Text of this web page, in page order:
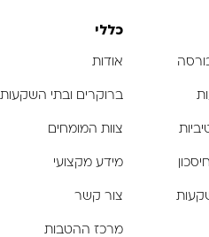
כללי
אודות
ברוקרים ובתי השקעות
צוות המומחים
מידע מקצועי
צור קשר
מרכז ההטבות